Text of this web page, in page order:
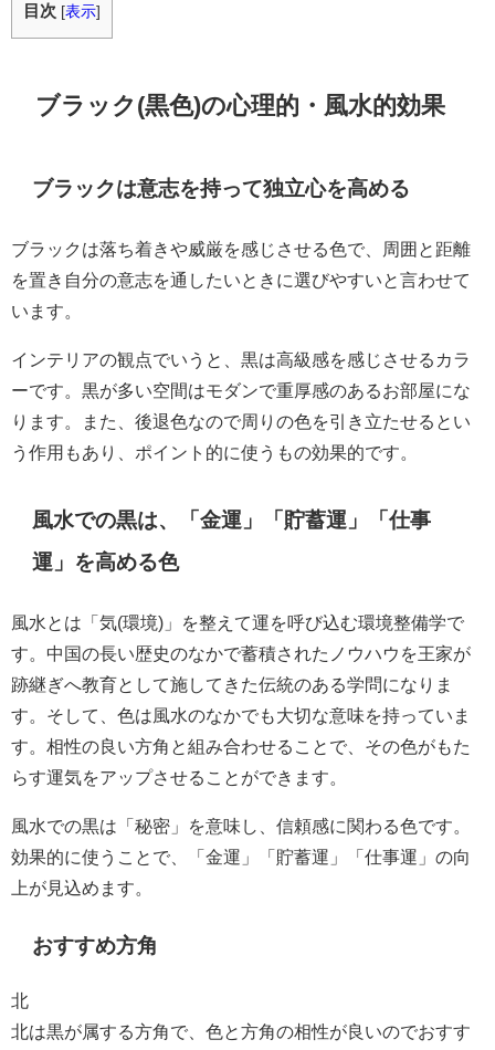
目次 [表示]
ブラック(黒色)の心理的・風水的効果
ブラックは意志を持って独立心を高める
ブラックは落ち着きや威厳を感じさせる色で、周囲と距離
を置き自分の意志を通したいときに選びやすいと言わせて
います。
インテリアの観点でいうと、黒は高級感を感じさせるカラ
ーです。黒が多い空間はモダンで重厚感のあるお部屋にな
ります。また、後退色なので周りの色を引き立たせるとい
う作用もあり、ポイント的に使うもの効果的です。
風水での黒は、「金運」「貯蓄運」「仕事
運」を高める色
風水とは「気(環境) 」を整えて運を呼び込む環境整備学で
す。中国の長い歴史のなかで蓄積されたノウハウを王家が
跡継ぎへ教育として施してきた伝統のある学問になりま
す。そして、色は風水のなかでも大切な意味を持っていま
す。相性の良い方角と組み合わせることで、その色がもた
らす運気をアップさせることができます。
風水での黒は「秘密」を意味し、信頼感に関わる色です。
効果的に使うことで、「金運」「貯蓄運」「仕事運」の向
上が見込めます。
おすすめ方角
北
北は黒が属する方角で、色と方角の相性が良いのでおすす